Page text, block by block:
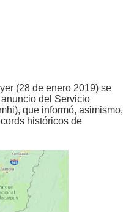
(28 de enero 2019) se
del Servicio
que informó, asimismo,
históricos de